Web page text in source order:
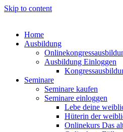
Skip to content
Home
Ausbildung
Ausbildung Einloggen
Seminare
Seminare kaufen
Seminare einloggen
Lebe deine
Hüterin der
Onlinekurs Das